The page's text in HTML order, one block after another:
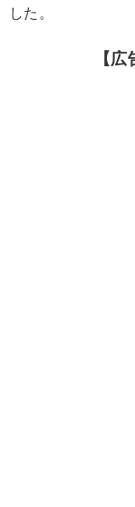
した。
【